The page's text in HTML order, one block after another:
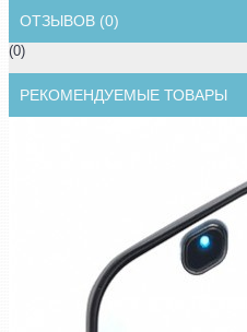
ОТЗЫВОВ (0)
(0)
РЕКОМЕНДУЕМЫЕ ТОВАРЫ